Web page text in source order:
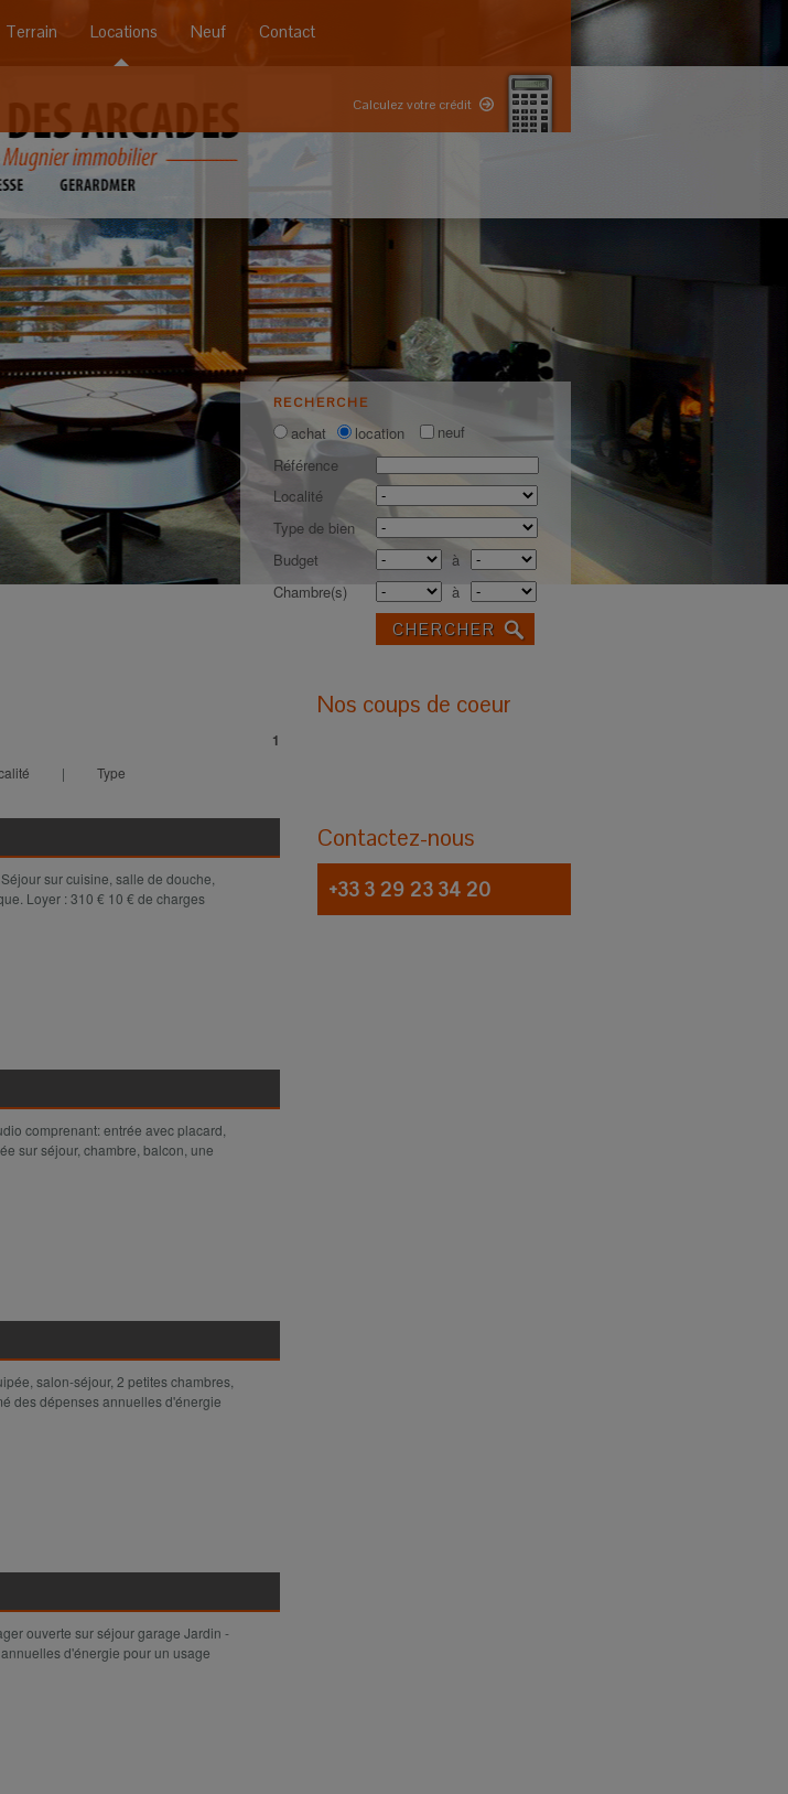
Terrain Locations Neuf Contact
Calculez votre crédit
RECHERCHE
achat location
neuf
Référence
Localité
Type de bien
Budget
à
Chambre(s)
à
1
| Type
sur cuisine, salle de douche,
Loyer : 310 € 10 € de charges
comprenant: entrée avec placard,
sur séjour, chambre, balcon, une
salon-séjour, 2 petites chambres,
des dépenses annuelles d'énergie
ouverte sur séjour garage Jardin -
d'énergie pour un usage
Nos coups de coeur
Contactez-nous
+33 3 29 23 34 20